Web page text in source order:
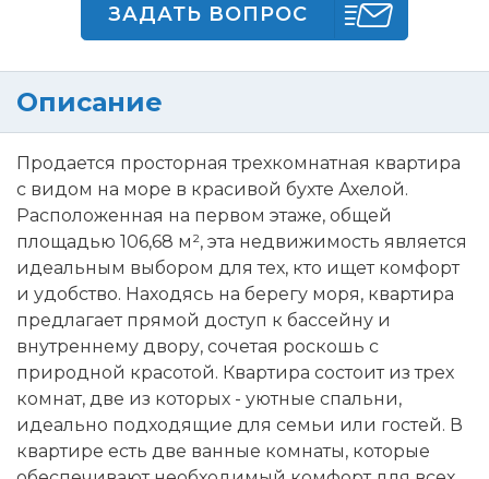
ЗАДАТЬ ВОПРОС
Описание
Продается просторная трехкомнатная квартира
с видом на море в красивой бухте Ахелой.
Расположенная на первом этаже, общей
площадью 106,68 м², эта недвижимость является
идеальным выбором для тех, кто ищет комфорт
и удобство. Находясь на берегу моря, квартира
предлагает прямой доступ к бассейну и
внутреннему двору, сочетая роскошь с
природной красотой. Квартира состоит из трех
комнат, две из которых - уютные спальни,
идеально подходящие для семьи или гостей. В
квартире есть две ванные комнаты, которые